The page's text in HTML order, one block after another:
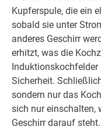
Kupferspule, die ein
sobald sie unter
anderes Geschirr
erhitzt, was die
Sicherheit.
sondern nur das
sich nur einschalten,
Geschirr darauf